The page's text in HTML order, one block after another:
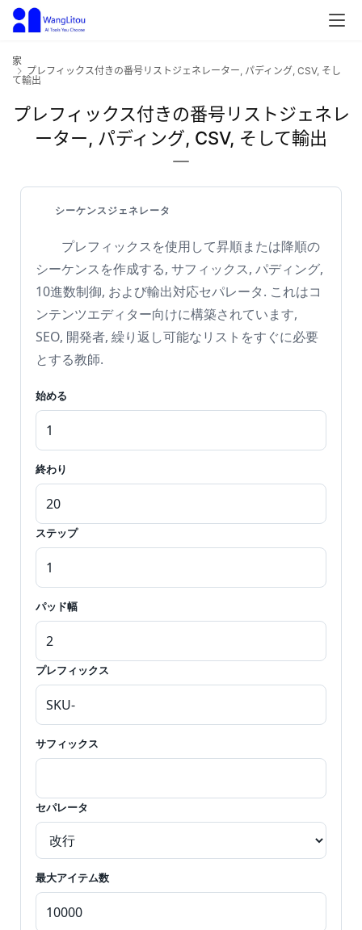
家
プレフィックス付きの番号リストジェネレーター, パディング, CSV, そし
て輸出
プレフィックス付きの番号リストジェネレ
ーター, パディング, CSV, そして輸出
シーケンスジェネレータ
プレフィックスを使用して昇順または降順の
シーケンスを作成する, サフィックス, パディング,
10進数制御, および輸出対応セパレータ. これはコ
ンテンツエディター向けに構築されています,
SEO, 開発者, 繰り返し可能なリストをすぐに必要
とする教師.
始める
終わり
ステップ
パッド幅
プレフィックス
サフィックス
セパレータ
最大アイテム数